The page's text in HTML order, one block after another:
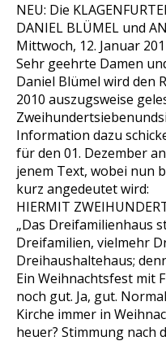
NEU: Die
DANIEL BLÜMEL und
Mittwoch, 12. Januar
Sehr geehrte Damen
Daniel Blümel wird den
2010 auszugsweise
Information dazu
für den 01. Dezember
jenem Text, wobei nun
kurz angedeutet wird:
HIERMIT
„Das Dreifamilienhaus
Dreifamilien, vielmehr
Dreihaushaltehaus;
Ein Weihnachtsfest mit
noch gut. Ja, gut.
Kirche immer in
heuer? Stimmung nach